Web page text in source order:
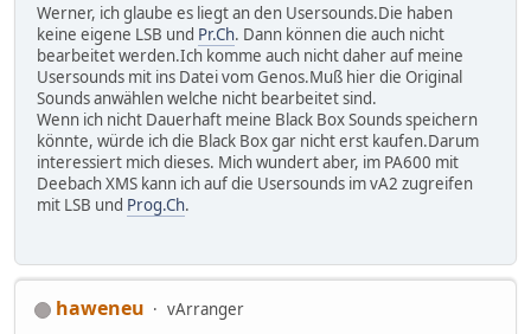
Werner, ich glaube es liegt an den Usersounds.Die haben
keine eigene LSB und Pr.Ch. Dann können die auch nicht
bearbeitet werden.Ich komme auch nicht daher auf meine
Usersounds mit ins Datei vom Genos.Muß hier die Original
Sounds anwählen welche nicht bearbeitet sind.
Wenn ich nicht Dauerhaft meine Black Box Sounds speichern
könnte, würde ich die Black Box gar nicht erst kaufen.Darum
interessiert mich dieses. Mich wundert aber, im PA600 mit
Deebach XMS kann ich auf die Usersounds im vA2 zugreifen
mit LSB und Prog.Ch.
haweneu
vArranger